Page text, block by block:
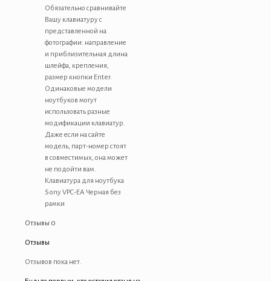
Обязательно сравнивайте
Вашу клавиатуру с
представленной на
фотографии: направление
и приблизительная длина
шлейфа, крепления,
размер кнопки Enter.
Одинаковые модели
ноутбуков могут
использовать разные
модификации клавиатур.
Даже если на сайте
модель, парт-номер стоят
в совместимых, она может
не подойти вам.
Клавиатура для ноутбука
Sony VPC-EA Черная без
рамки
Отзывы 0
Отзывы
Отзывов пока нет.